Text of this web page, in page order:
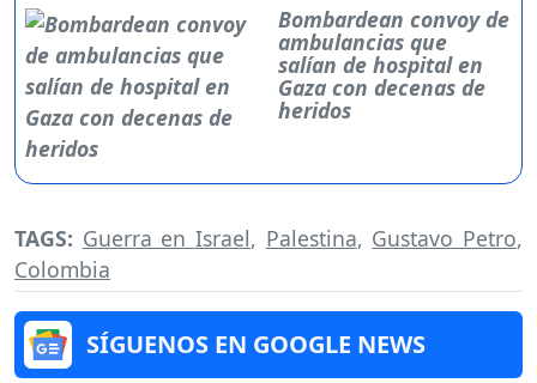
Bombardean convoy de
ambulancias que
salían de hospital en
Gaza con decenas de
heridos
TAGS: Guerra en Israel, Palestina, Gustavo Petro,
Colombia
SÍGUENOS EN GOOGLE NEWS